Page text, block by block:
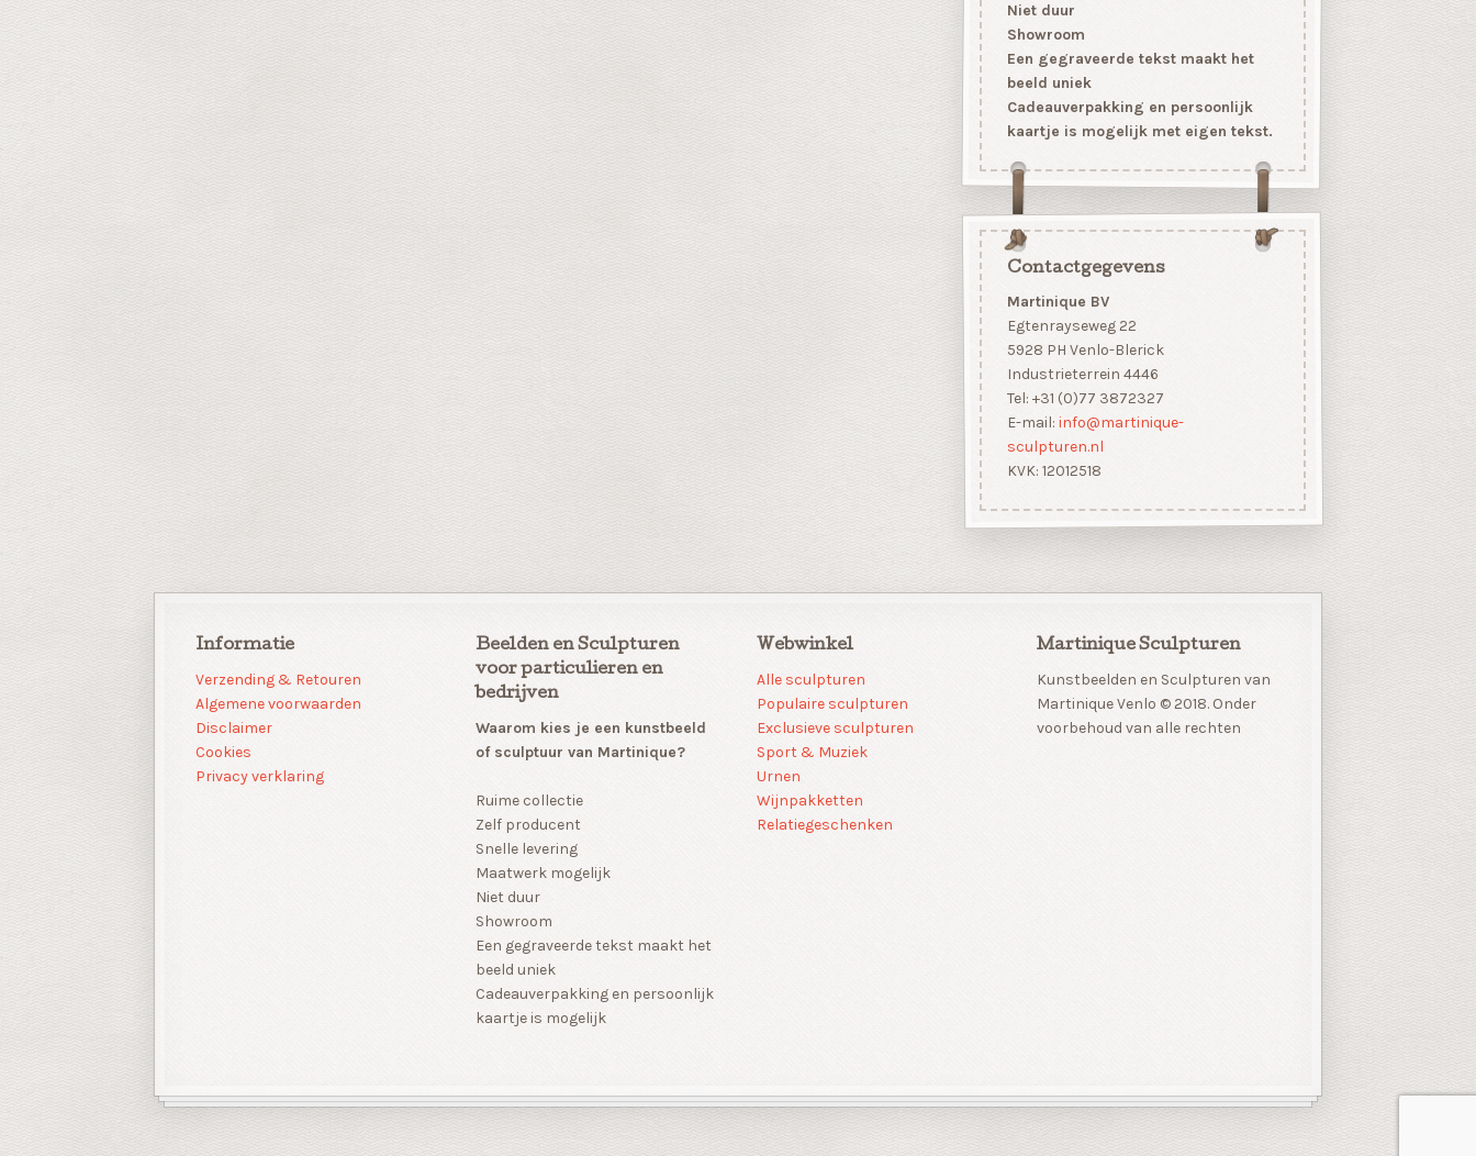
Niet duur
Showroom
Een gegraveerde tekst maakt het
beeld uniek
Cadeauverpakking en persoonlijk
kaartje is mogelijk met eigen tekst.
Contactgegevens
Martinique BV
Egtenrayseweg 22
5928 PH Venlo-Blerick
Industrieterrein 4446
Tel: +31 (0)77 3872327
E-mail: info@martinique-
sculpturen.nl
KVK: 12012518
Informatie
Verzending & Retouren
Algemene voorwaarden
Disclaimer
Cookies
Privacy verklaring
Beelden en Sculpturen
voor particulieren en
bedrijven
Waarom kies je een kunstbeeld
of sculptuur van Martinique?
Ruime collectie
Zelf producent
Snelle levering
Maatwerk mogelijk
Niet duur
Showroom
Een gegraveerde tekst maakt het
beeld uniek
Cadeauverpakking en persoonlijk
kaartje is mogelijk
Webwinkel
Alle sculpturen
Populaire sculpturen
Exclusieve sculpturen
Sport & Muziek
Urnen
Wijnpakketten
Relatiegeschenken
Martinique Sculpturen
Kunstbeelden en Sculpturen van
Martinique Venlo © 2018. Onder
voorbehoud van alle rechten